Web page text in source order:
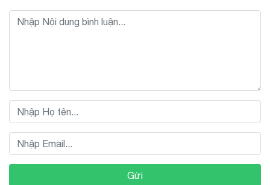
Gửi